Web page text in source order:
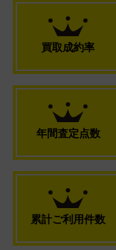
買取成約率
年間査定点数
累計ご利用件数